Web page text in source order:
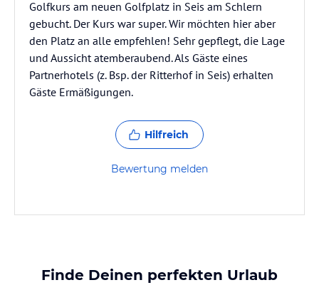
Golfkurs am neuen Golfplatz in Seis am Schlern
gebucht. Der Kurs war super. Wir möchten hier aber
den Platz an alle empfehlen! Sehr gepflegt, die Lage
und Aussicht atemberaubend. Als Gäste eines
Partnerhotels (z. Bsp. der Ritterhof in Seis) erhalten
Gäste Ermäßigungen.
Hilfreich
Bewertung melden
Finde Deinen perfekten Urlaub